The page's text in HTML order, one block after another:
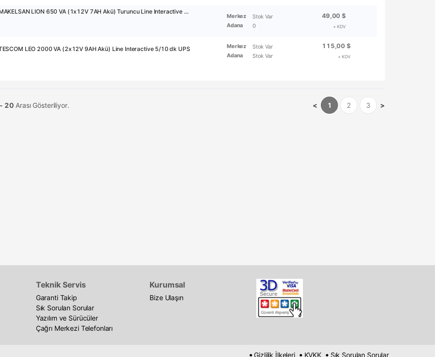
19441 - MAKELSAN LION 650 VA (1x12V 7AH Akü) Turuncu Line Interactive 5/10 dk UPS
Merkez
Stok Var
Adana
0
49,00 $
+ KDV
LEO 2000 VA (2x12V 9AH Akü) Line Interactive 5/10 dk UPS Merkez
Stok Var
Adana
Stok Var
115,00 $
+ KDV
20 Arası Gösteriliyor. < 1 2 3 >
Teknik Servis
Garanti Takip
Sık Sorulan Sorular
Yazılım ve Sürücüler
Çağrı Merkezi Telefonları
Kurumsal
Bize Ulaşın
• Gizlilik İlkeleri • KVKK • Sık Sorulan Sorular